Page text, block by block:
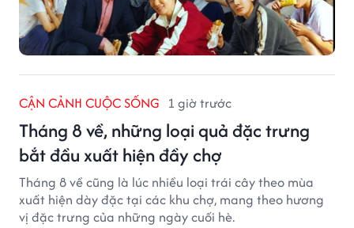
CẬN CẢNH CUỘC SỐNG 1 giờ trước
Tháng 8 về, những loại quả đặc trưng
bắt đầu xuất hiện đầy chợ
Tháng 8 về cũng là lúc nhiều loại trái cây theo mùa
xuất hiện dày đặc tại các khu chợ, mang theo hương
vị đặc trưng của những ngày cuối hè.